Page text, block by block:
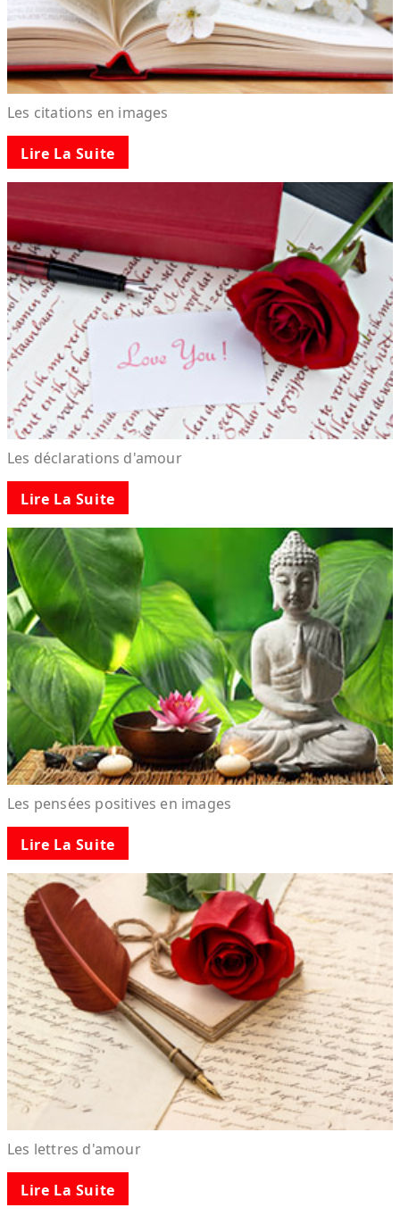
Les citations en images
Lire La Suite
Les déclarations d'amour
Lire La Suite
Les pensées positives en images
Lire La Suite
Les lettres d'amour
Lire La Suite